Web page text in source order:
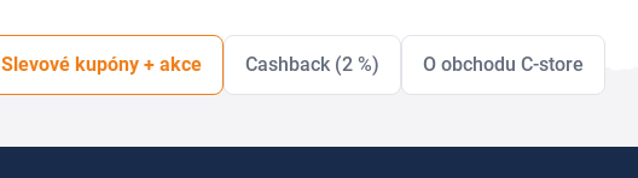
Slevové kupóny + akce Cashback (2 %) O obchodu C-store